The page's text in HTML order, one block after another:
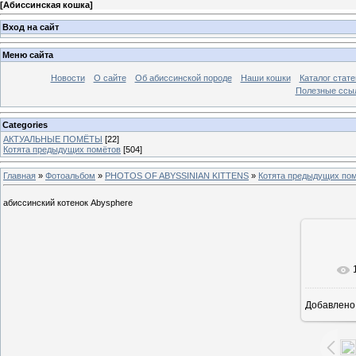
[Абиссинская кошка]
Вход на сайт
Меню сайта
Новости О сайте Об абиссинской породе Наши кошки
Каталог
Полезные
Categories
АКТУАЛЬНЫЕ ПОМЁТЫ [22]
Котята предыдущих помётов [504]
Главная » Фотоальбом » PHOTOS OF ABYSSINIAN KITTENS » Котята предыдущих
абиссинский котенок Abysphere
В
Добавлено